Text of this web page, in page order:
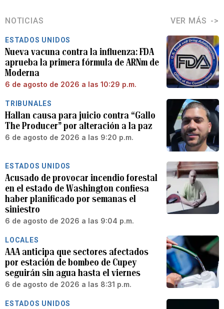
NOTICIAS VER MÁS
ESTADOS UNIDOS
Nueva vacuna contra la influenza: FDA
aprueba la primera fórmula de ARNm de
Moderna
6 de agosto de 2026 a las 10:29 p.m.
TRIBUNALES
Hallan causa para juicio contra “Gallo
The Producer” por alteración a la paz
6 de agosto de 2026 a las 9:20 p.m.
ESTADOS UNIDOS
Acusado de provocar incendio forestal
en el estado de Washington confiesa
haber planificado por semanas el
siniestro
6 de agosto de 2026 a las 9:04 p.m.
LOCALES
AAA anticipa que sectores afectados
por estación de bombeo de Cupey
seguirán sin agua hasta el viernes
6 de agosto de 2026 a las 8:31 p.m.
ESTADOS UNIDOS